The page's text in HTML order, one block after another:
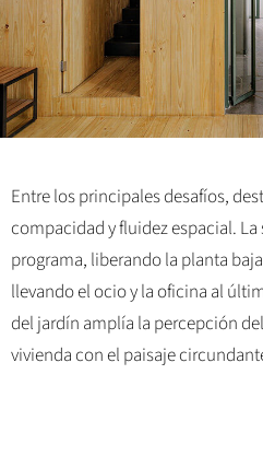
Entre los principales desafíos,
compacidad y fluidez espacial.
programa, liberando la planta
llevando el ocio y la oficina al
del jardín amplía la percepción
vivienda con el paisaje